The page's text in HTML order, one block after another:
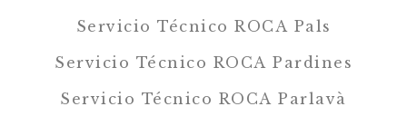
Servicio Técnico ROCA Pals
Servicio Técnico ROCA Pardines
Servicio Técnico ROCA Parlavà